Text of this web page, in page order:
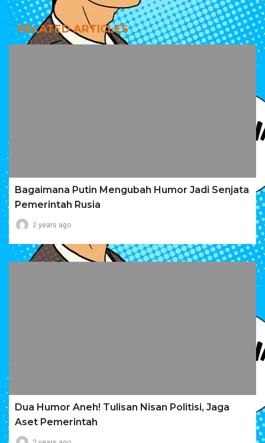
RELATED ARTICLES
Bagaimana Putin Mengubah Humor Jadi Senjata
Pemerintah Rusia
2 years ago
Dua Humor Aneh! Tulisan Nisan Politisi, Jaga
Aset Pemerintah